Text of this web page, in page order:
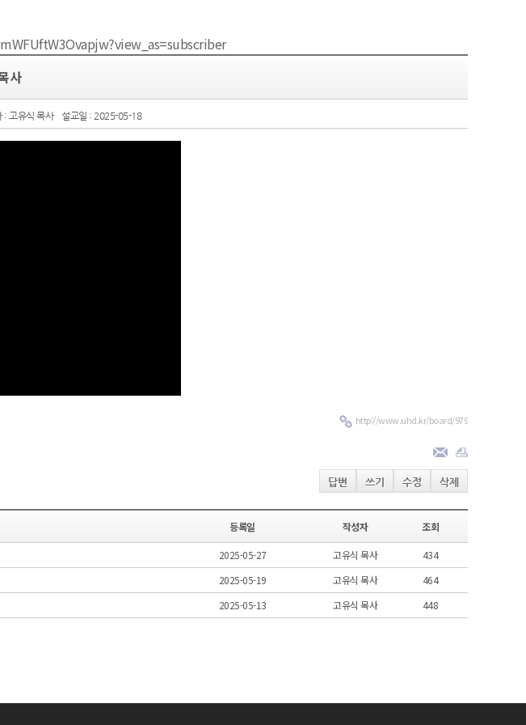
사
: 고유식 목사 설교일 : 2025-05-18
http://www.uhd.kr/board/979
답변 쓰기 수정 삭제
등록일 작성자 조회
2025-05-27 고유식 목사
434
2025-05-19 고유식 목사
464
2025-05-13 고유식 목사 448